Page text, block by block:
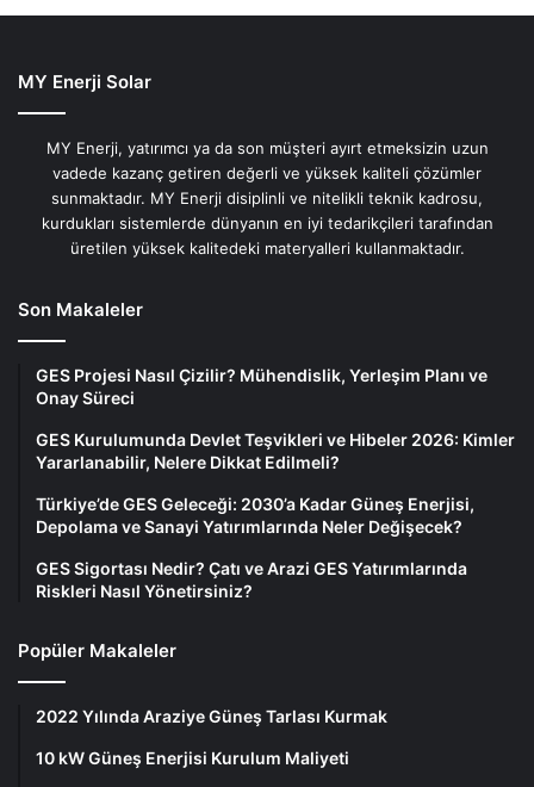
SÜRECI
NASIL YAPIYORUZ?
KADAR
SÜRER?
Yerinde
Güneş Enerjisine çatınızın
uygunluğunu görmek ve
1 Gün
Keşfe Göre
Proje
Tasarımı
Keşifte çıkan sonuçlara göre
ve üretim analizleri ile sistem
maliyetinin oluşturulması.
1 Hafta
Tasarım
Oluşturulan tasarımın sizin
1 Gün
MY
Sözleşme
Anlaşma sağlanması
sözleşme
Çağrı
Yerel dağıtım şirketinden
MY Enerji Solar
MY Enerji, yatırımcı ya da son müşteri ayırt etmeksizin uzun
vadede kazanç getiren değerli ve yüksek kaliteli çözümler
sunmaktadır. MY Enerji disiplinli ve nitelikli teknik kadrosu,
kurdukları sistemlerde dünyanın en iyi tedarikçileri tarafından
üretilen yüksek kalitedeki materyalleri kullanmaktadır.
Son Makaleler
GES Projesi Nasıl Çizilir? Mühendislik, Yerleşim Planı ve
Onay Süreci
GES Kurulumunda Devlet Teşvikleri ve Hibeler 2026: Kimler
Yararlanabilir, Nelere Dikkat Edilmeli?
Türkiye’de GES Geleceği: 2030’a Kadar Güneş Enerjisi,
Depolama ve Sanayi Yatırımlarında Neler Değişecek?
GES Sigortası Nedir? Çatı ve Arazi GES Yatırımlarında
Riskleri Nasıl Yönetirsiniz?
Popüler Makaleler
2022 Yılında Araziye Güneş Tarlası Kurmak
10 kW Güneş Enerjisi Kurulum Maliyeti